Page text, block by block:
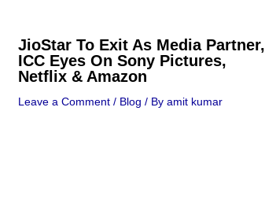
JioStar To Exit As Media Partner,
ICC Eyes On Sony Pictures,
Netflix & Amazon
Leave a Comment / Blog / By amit kumar